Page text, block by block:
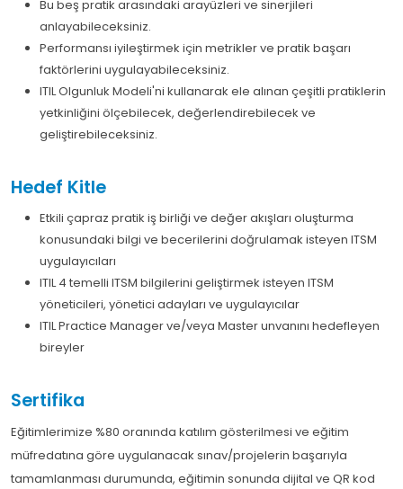
Bu beş pratik arasındaki arayüzleri ve sinerjileri
anlayabileceksiniz.
Performansı iyileştirmek için metrikler ve pratik başarı
faktörlerini uygulayabileceksiniz.
ITIL Olgunluk Modeli'ni kullanarak ele alınan çeşitli pratiklerin
yetkinliğini ölçebilecek, değerlendirebilecek ve
geliştirebileceksiniz.
Hedef Kitle
Etkili çapraz pratik iş birliği ve değer akışları oluşturma
konusundaki bilgi ve becerilerini doğrulamak isteyen ITSM
uygulayıcıları
ITIL 4 temelli ITSM bilgilerini geliştirmek isteyen ITSM
yöneticileri, yönetici adayları ve uygulayıcılar
ITIL Practice Manager ve/veya Master unvanını hedefleyen
bireyler
Sertifika
Eğitimlerimize %80 oranında katılım gösterilmesi ve eğitim
müfredatına göre uygulanacak sınav/projelerin başarıyla
tamamlanması durumunda, eğitimin sonunda dijital ve QR kod